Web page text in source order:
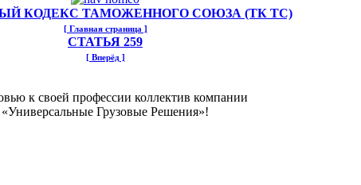
КОДЕКС ТАМОЖЕННОГО СОЮЗА (ТК ТС)
[ Главная страница ]
СТАТЬЯ 259
[ Вперёд ]
к своей профессии коллектив компании
«Универсальные Грузовые Решения»!